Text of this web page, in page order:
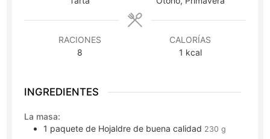
RACIONES
8
CALORÍAS
1 kcal
INGREDIENTES
La masa:
1 paquete de Hojaldre de buena calidad 230 g